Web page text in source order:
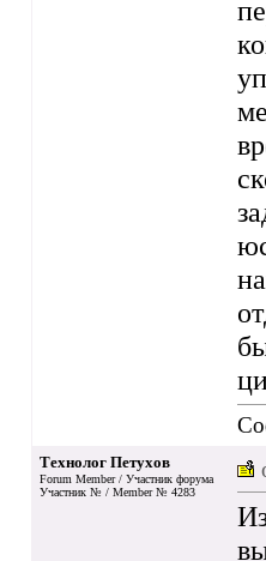
Технолог Петухов
Forum Member / Участник форума
Участник № / Member № 4283